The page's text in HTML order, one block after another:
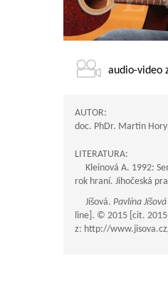
audio-video
AUTOR:
doc. PhDr. Martin
LITERATURA:
Kleinová A. 1992:
rok hraní. Jihočeská
Jíšová. Pavlína
line]. © 2015 [cit.
z: http://